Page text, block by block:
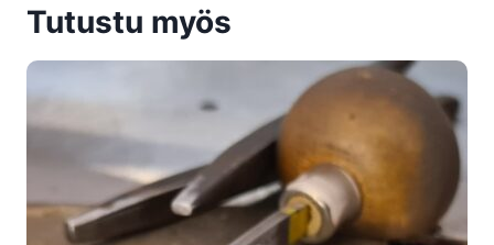
Tutustu myös